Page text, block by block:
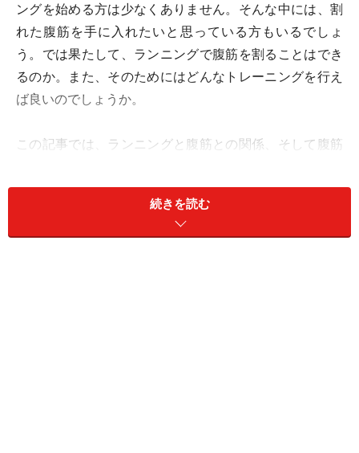
ングを始める方は少なくありません。そんな中には、割
れた腹筋を手に入れたいと思っている方もいるでしょ
う。では果たして、ランニングで腹筋を割ることはでき
るのか。また、そのためにはどんなトレーニングを行え
ば良いのでしょうか。
この記事では、ランニングと腹筋との関係、そして腹筋
続きを読む